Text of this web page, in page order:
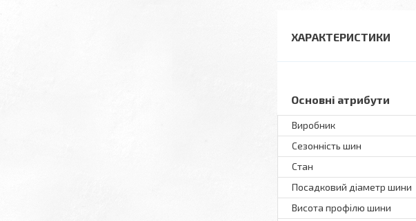
ХАРАКТЕРИСТИКИ
Основні атрибути
Виробник
Сезонність шин
Стан
Посадковий діаметр шини
Висота профілю шини